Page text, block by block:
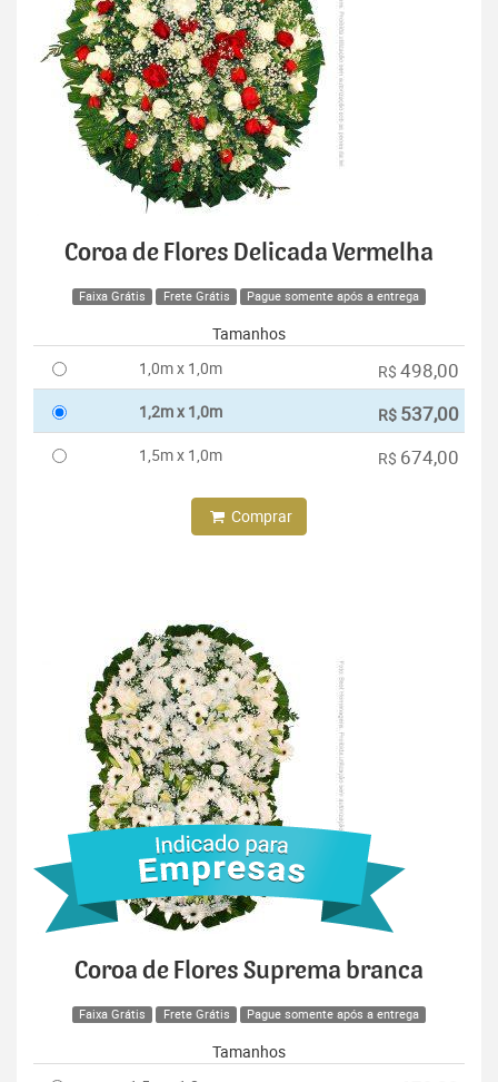
Coroa de Flores Delicada Vermelha
Faixa Grátis Frete Grátis Pague somente após a entrega
Tamanhos
1,0m x 1,0m
R$ 498,00
1,2m x 1,0m R$ 537,00
1,5m x 1,0m R$ 674,00
Comprar
Coroa de Flores Suprema branca
Faixa Grátis Frete Grátis Pague somente após a entrega
Tamanhos